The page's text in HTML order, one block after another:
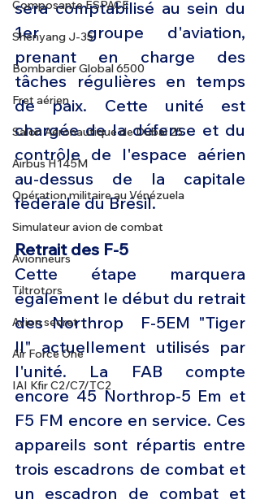
Composante ESPACE
Shenyang J-35
Bombardier Global 6500
Fret aérien
Salon Aéronautique de Dubaï 25
Airbus H145M
Opération militaire au Vénézuela
Simulateur avion de combat
Avionneurs
Tiltrotors
Avion secret
Air Force One
IAI Kfir C2/C7/TC2
sera comptabilisé au sein du
1er  groupe d'aviation,
prenant en charge des
tâches régulières en temps
de paix. Cette unité est
chargée de la défense et du
contrôle de l'espace aérien
au-dessus de la capitale
fédérale du Brésil.
Retrait des F-5
Cette étape marquera
également le début du retrait
des Northrop  F-5EM "Tiger
II" actuellement utilisés par
l'unité. La FAB compte
encore 45 Northrop-5 Em et
F5 FM encore en service. Ces
appareils sont répartis entre
trois escadrons de combat et
un escadron de combat et